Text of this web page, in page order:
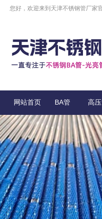
您好，欢迎来到天津不锈钢管厂家
网站首页 BA管 高